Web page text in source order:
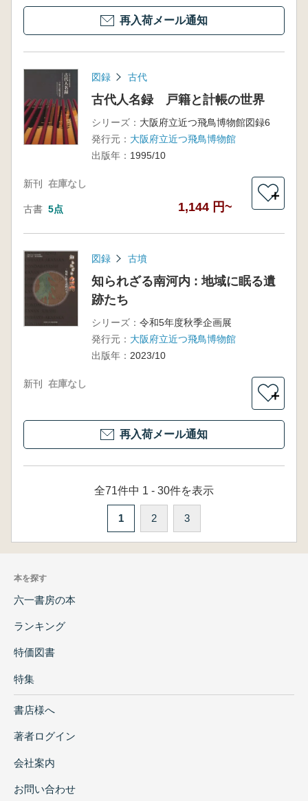
再入荷メール通知
図録 古代
古代人名録 戸籍と計帳の世界
シリーズ： 大阪府立近つ飛鳥博物館図録6
発行元： 大阪府立近つ飛鳥博物館
出版年： 1995/10
新刊 在庫なし
古書 5点 1,144 円~
＋
図録 古墳
知られざる南河内 : 地域に眠る遺
跡たち
シリーズ： 令和5年度秋季企画展
発行元： 大阪府立近つ飛鳥博物館
出版年： 2023/10
新刊 在庫なし
＋
再入荷メール通知
全71件中 1 - 30件を表示
1 2 3
本を探す
六一書房の本
ランキング
特価図書
特集
書店様へ
著者ログイン
会社案内
お問い合わせ